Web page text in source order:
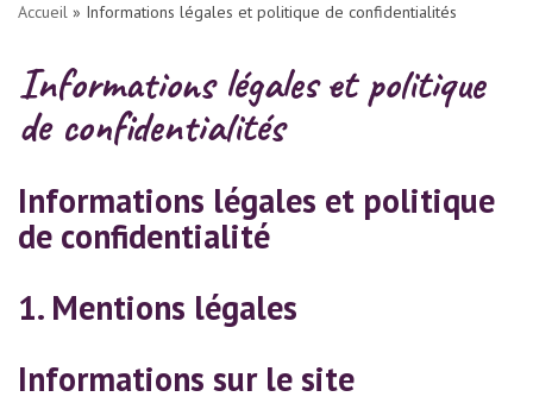
Accueil » Informations légales et politique de confidentialités
Informations légales et politique
de confidentialités
Informations légales et politique
de confidentialité
1. Mentions légales
Informations sur le site